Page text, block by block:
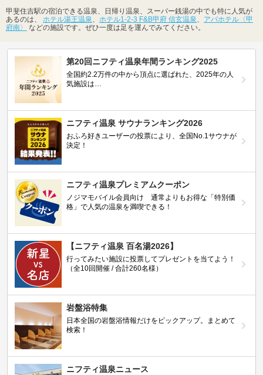
甲斐住吉駅の宿泊できる温泉、日帰り温泉、スーパー銭湯の中でも特に人気が
あるのは、 ホテル湯王温泉、 ホテル1-2-3 F&B甲府 信玄温泉、 アパホテル〈甲
府南〉
などの施設です。ぜひ一度は足を運んでみてください。
第20回ニフティ温泉年間ランキング2025
全国約2.2万件の中から頂点に選ばれた、2025年の人
気施設は…
ニフティ温泉 サウナランキング2026
おふろ好きユーザーの投票により、全国No.1サウナが
決定！
ニフティ温泉プレミアムクーポン
ノジマモバイル会員向け 通常よりもお得な「特別価
格」で人気の温泉を満喫できる！
【ニフティ温泉 百名湯2026】
行ってみたい施設に投票してプレゼントを当てよう！
（全10回開催 / 合計260名様）
岩盤浴特集
日本全国の岩盤浴情報だけをピックアップ。まとめて
検索！
ニフティ温泉ニュース